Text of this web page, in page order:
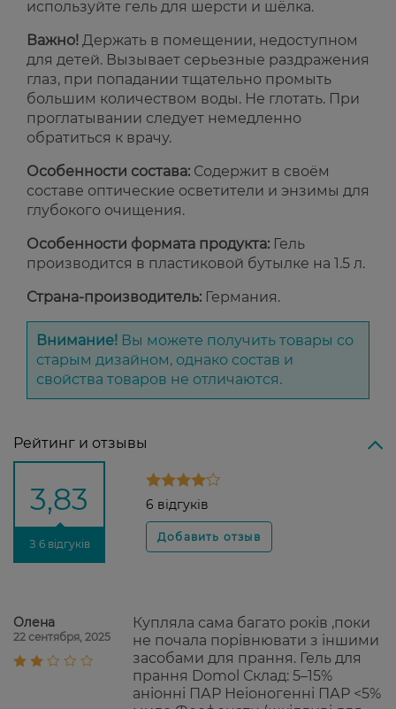
используйте гель для шерсти и шёлка.
Важно! Держать в помещении, недоступном
для детей. Вызывает серьезные раздражения
глаз, при попадании тщательно промыть
большим количеством воды. Не глотать. При
проглатывании следует немедленно
обратиться к врачу.
Особенности состава: Содержит в своём
составе оптические осветители и энзимы для
глубокого очищения.
Особенности формата продукта: Гель
производится в пластиковой бутылке на 1.5 л.
Страна-производитель: Германия.
Внимание! Вы можете получить товары со
старым дизайном, однако состав и
свойства товаров не отличаются.
Рейтинг и отзывы
3,83
З 6 відгуків
6 відгуків
Олена
22 сентября, 2025
Купляла сама багато років ,поки
не почала порівнювати з іншими
засобами для прання. Гель для
прання Domol Склад: 5–15%
аніонні ПАР Неіоногенні ПАР <5%